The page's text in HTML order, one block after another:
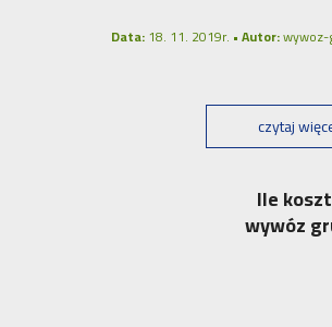
Data:18. 11. 2019r. •Autor:
czytaj
Ile
wywóz